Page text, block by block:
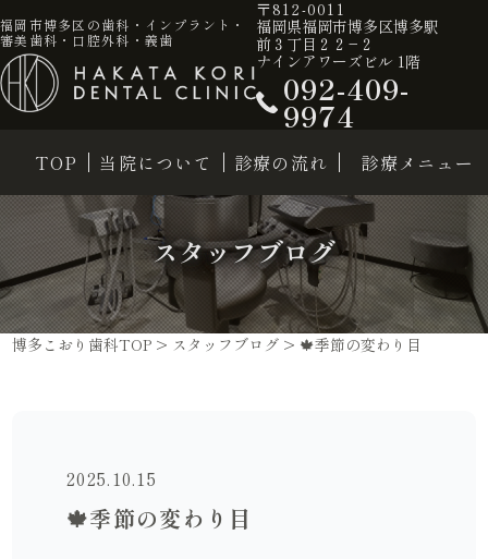
福岡市博多区の歯科・インプラント・
審美歯科・口腔外科・義歯
〒812-0011
福岡県福岡市博多区博多駅
前３丁目２２−２
ナインアワーズビル 1階
092-409-
9974
TOP 当院について 診療の流れ 診療メニュー
スタッフブログ
博多こおり歯科TOP > スタッフブログ > 🍁季節の変わり目
2025.10.15
🍁季節の変わり目